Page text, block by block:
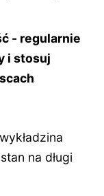
- regularnie
i stosuj
na długi